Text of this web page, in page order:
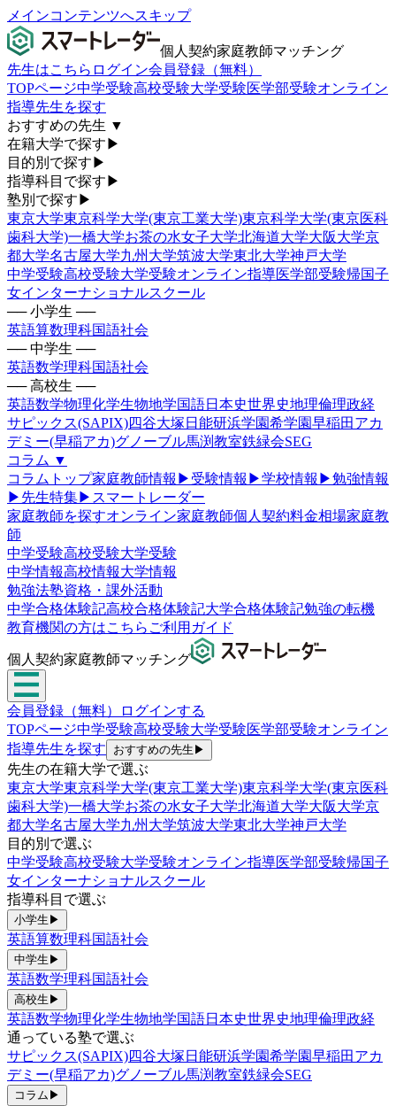
メインコンテンツへスキップ
個人契約家庭教師マッチング
先生はこちら ログイン会員登録（無料）
TOPページ中学受験高校受験大学受験医学部受験オンライン
指導先生を探す
おすすめの先生 ▼
在籍大学で探す ▶
目的別で探す ▶
指導科目で探す ▶
塾別で探す ▶
東京大学東京科学大学(東京工業大学)東京科学大学(東京医科
歯科大学)一橋大学お茶の水女子大学北海道大学大阪大学京
都大学名古屋大学九州大学筑波大学東北大学神戸大学
中学受験高校受験大学受験オンライン指導医学部受験帰国子
女インターナショナルスクール
── 小学生 ──
英語算数理科国語社会
── 中学生 ──
英語数学理科国語社会
── 高校生 ──
英語数学物理化学生物地学国語日本史世界史地理倫理政経
サピックス(SAPIX)四谷大塚 日能研浜学園希学園早稲田アカ
デミー(早稲アカ)グノーブル馬渕教室鉄緑会SEG
コラム ▼
コラムトップ家庭教師情報 ▶ 受験情報 ▶学校情報 ▶勉強情報
▶ 先生特集▶ スマートレーダー
家庭教師を探すオンライン家庭教師個人契約料金相場家庭教
師
中学受験高校受験大学受験
中学情報高校情報大学情報
勉強法塾資格・課外活動
中学合格体験記高校合格体験記大学合格体験記勉強の転機
教育機関の方はこちら ご利用ガイド
個人契約家庭教師マッチング
会員登録（無料）
ログインする
TOPページ中学受験高校受験大学受験医学部受験オンライン
指導先生を探す おすすめの先生 ▶
先生の在籍大学で選ぶ
東京大学東京科学大学(東京工業大学)東京科学大学(東京医科
歯科大学)一橋大学お茶の水女子大学北海道大学大阪大学京
都大学名古屋大学九州大学筑波大学東北大学神戸大学
目的別で選ぶ
中学受験高校受験大学受験オンライン指導医学部受験帰国子
女インターナショナルスクール
指導科目で選ぶ
小学生 ▶
英語算数理科国語社会
中学生 ▶
英語数学理科国語社会
高校生 ▶
英語数学物理化学生物地学国語日本史世界史地理倫理政経
通っている塾で選ぶ
サピックス(SAPIX)四谷大塚 日能研浜学園希学園早稲田アカ
デミー(早稲アカ)グノーブル馬渕教室鉄緑会SEG
コラム ▶